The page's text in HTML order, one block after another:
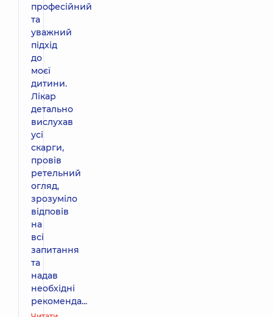
професійний
та
уважний
підхід
до
моєї
дитини.
Лікар
детально
вислухав
усі
скарги,
провів
ретельний
огляд,
зрозуміло
відповів
на
всі
запитання
та
надав
необхідні
рекоменда...